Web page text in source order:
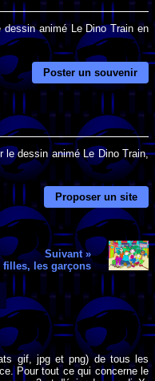
animé Le Dino Train en
Poster un souvenir
dessin animé Le Dino Train,
Proposer un site
Suivant »
filles, les garçons
gif, jpg et png) de tous les
Pour tout ce qui concerne le